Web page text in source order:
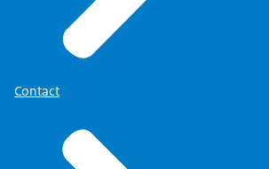
Wat zijn jouw rechten?
Meer informatie over uw rechten
Contact